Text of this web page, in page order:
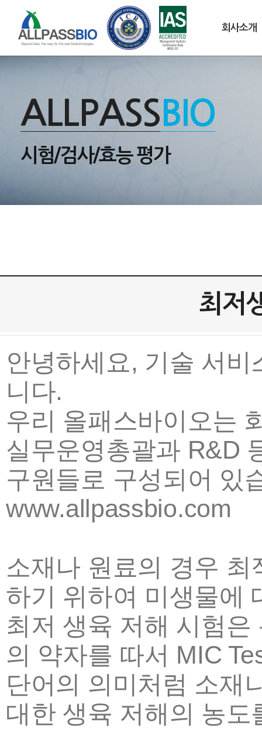
회사소개
ALLPASS BIO
시험/검사/효능 평가
최저
안녕하세요, 기술 서
니다.
우리 올패스바이오는
실무운영총괄과 R&D
구원들로 구성되어 있
www.allpassbio.com
소재나 원료의 경우
하기 위하여 미생물에
최저 생육 저해 시험
의 약자를 따서 MIC
단어의 의미처럼 소재
대한 생육 저해의 농